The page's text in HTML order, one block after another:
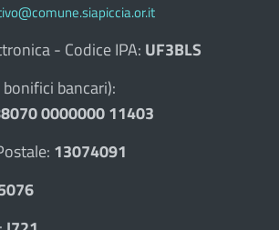
- Codice IPA: UF3BLS
bancari):
0000000 11403
13074091